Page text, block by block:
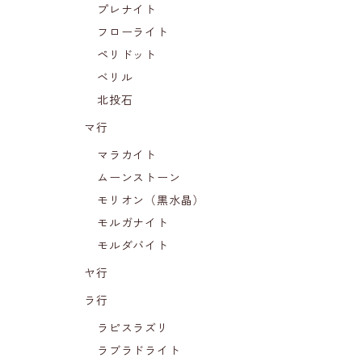
プレナイト
フローライト
ペリドット
ベリル
北投石
マ行
マラカイト
ムーンストーン
モリオン（黒水晶）
モルガナイト
モルダバイト
ヤ行
ラ行
ラピスラズリ
ラブラドライト